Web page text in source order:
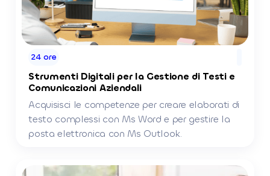
24 ore
Strumenti Digitali per la Gestione di Testi e
Comunicazioni Aziendali
Acquisisci le competenze per creare elaborati di
testo complessi con Ms Word e per gestire la
posta elettronica con Ms Outlook.